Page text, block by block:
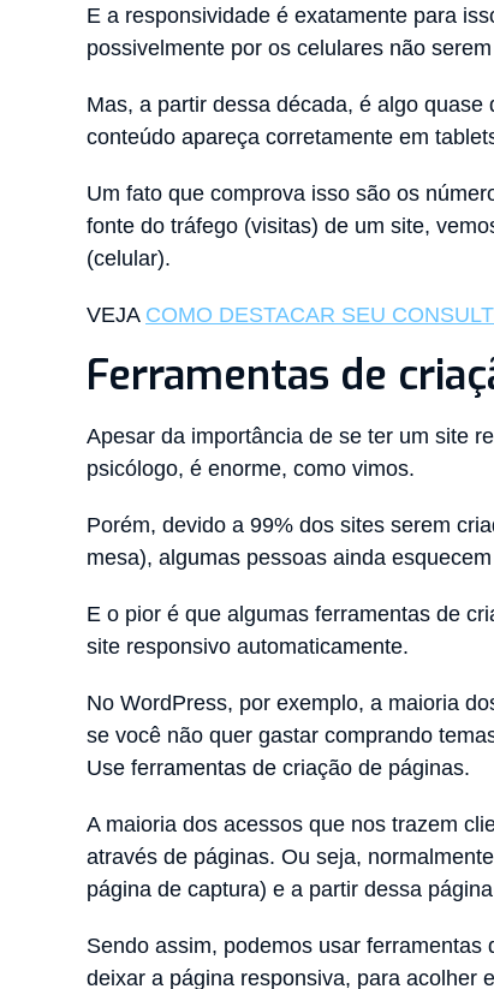
E a responsividade é exatamente para
possivelmente por os celulares não
Mas, a partir dessa década, é algo
conteúdo apareça corretamente em
Um fato que comprova isso são os
fonte do tráfego (visitas) de um site,
(celular).
VEJA COMO DESTACAR SEU
Ferramentas de
Apesar da importância de se ter um site
psicólogo, é enorme, como vimos.
Porém, devido a 99% dos sites serem
mesa), algumas pessoas ainda
E o pior é que algumas ferramentas de
site responsivo automaticamente.
No WordPress, por exemplo, a maioria
se você não quer gastar comprando
Use ferramentas de criação de páginas.
A maioria dos acessos que nos trazem
através de páginas. Ou seja,
página de captura) e a partir dessa
Sendo assim, podemos usar
deixar a página responsiva, para acolher